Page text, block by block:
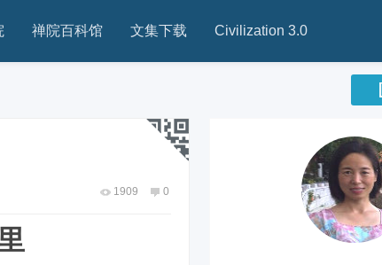
禅院百科馆 文集下载 Civilization 3.0
1909 0